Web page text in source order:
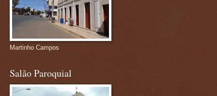
Martinho Campos
Salão Paroquial